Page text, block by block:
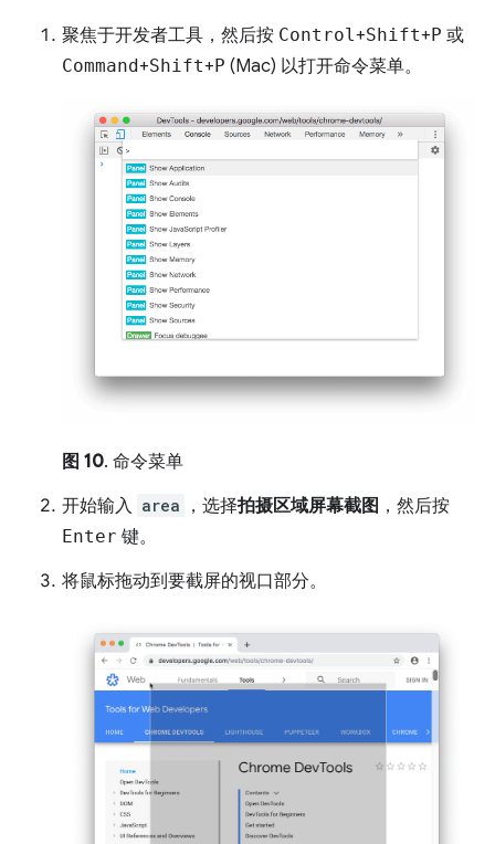
聚焦于开发者工具，然后按 Control+Shift+ P 或
Command+Shift+ P (Mac) 以打开命令菜单。
图 10. 命令菜单
开始输入 area ，选择拍摄区域屏幕截图 ，然后按
Enter 键。
将鼠标拖动到要截屏的视口部分。